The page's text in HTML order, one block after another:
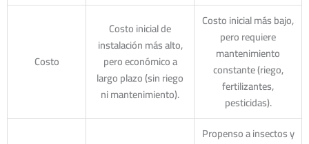
Costo
Costo inicial de
instalación más alto,
pero económico a
largo plazo (sin riego
ni mantenimiento).
Costo inicial más bajo,
pero requiere
mantenimiento
constante (riego,
fertilizantes,
pesticidas).
Propenso a insectos y